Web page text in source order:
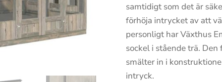
samtidigt som det är
förhöja intrycket av att
personligt har Växthus
sockel i stående trä.
smälter in i
intryck.